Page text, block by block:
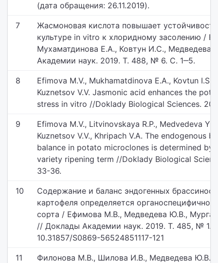
(дата обращения: 26.11.2019).
7
Жасмоновая кислота повышает
культуре in vitro к хлоридному засолению /
Мухаматдинова Е.А., Ковтун И.С.,
Академии наук. 2019. Т. 488, № 6. С. 1‒5.
8
Efimova M.V., Mukhamatdinova E.A., Kovtun I.S.,
Kuznetsov V.V. Jasmonic acid enhances the
stress in vitro //Doklady Biological Sciences.
9
Efimova M.V., Litvinovskaya R.P., Medvedeva
Kuznetsov V.V., Khripach V.A. The endogenous
balance in potato microclones is determined by
variety ripening term //Doklady Biological
33-36.
10
Содержание и баланс эндогенных
картофеля определяется
сорта / Ефимова М.В., Медведева Ю.В.,
// Доклады Академии наук. 2019. Т. 485, № 1. С.
10.31857/S0869-56524851117-121
11
Филонова М.В., Шилова И.В., Медведева Ю.В.,